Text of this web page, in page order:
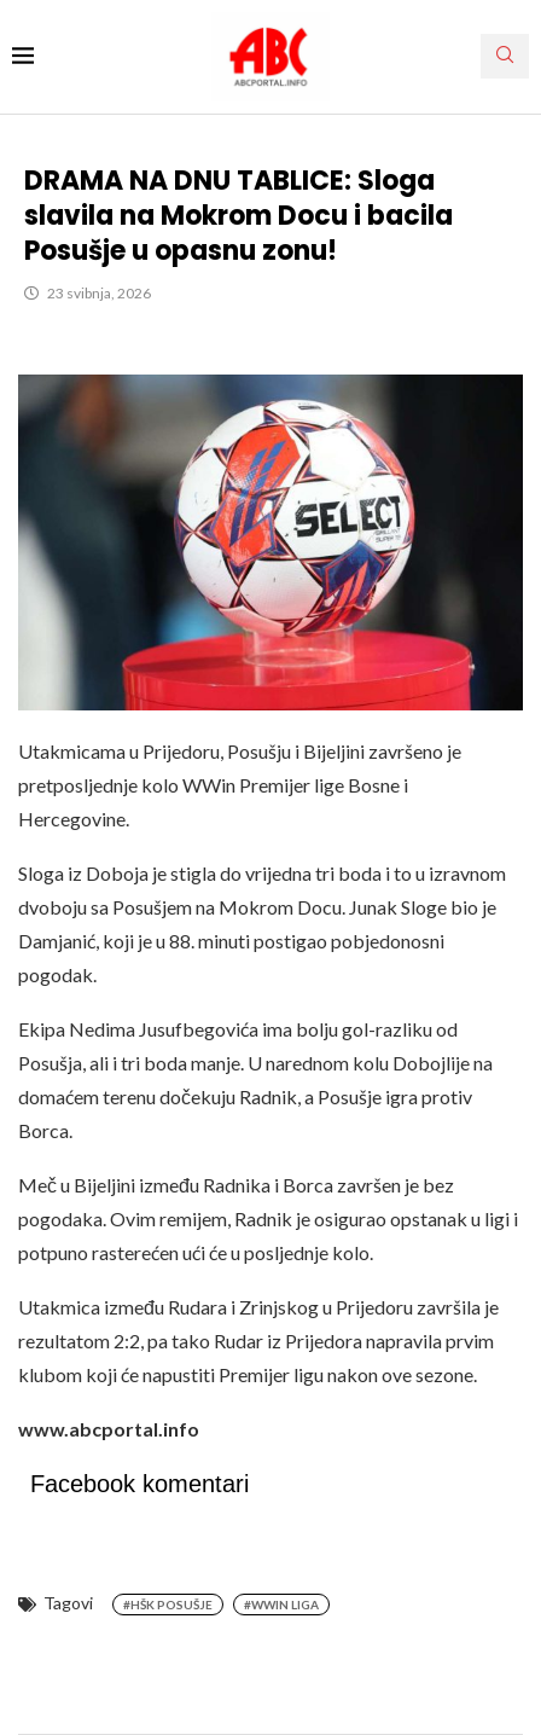
DRAMA NA DNU TABLICE: Sloga
slavila na Mokrom Docu i bacila
Posušje u opasnu zonu!
23 svibnja, 2026
Utakmicama u Prijedoru, Posušju i Bijeljini završeno je
pretposljednje kolo WWin Premijer lige Bosne i
Hercegovine.
Sloga iz Doboja je stigla do vrijedna tri boda i to u izravnom
dvoboju sa Posušjem na Mokrom Docu. Junak Sloge bio je
Damjanić, koji je u 88. minuti postigao pobjedonosni
pogodak.
Ekipa Nedima Jusufbegovića ima bolju gol-razliku od
Posušja, ali i tri boda manje. U narednom kolu Dobojlije na
domaćem terenu dočekuju Radnik, a Posušje igra protiv
Borca.
Meč u Bijeljini između Radnika i Borca završen je bez
pogodaka. Ovim remijem, Radnik je osigurao opstanak u ligi i
potpuno rasterećen ući će u posljednje kolo.
Utakmica između Rudara i Zrinjskog u Prijedoru završila je
rezultatom 2:2, pa tako Rudar iz Prijedora napravila prvim
klubom koji će napustiti Premijer ligu nakon ove sezone.
www.abcportal.info
Facebook komentari
Tagovi #HŠK POSUŠJE #WWIN LIGA